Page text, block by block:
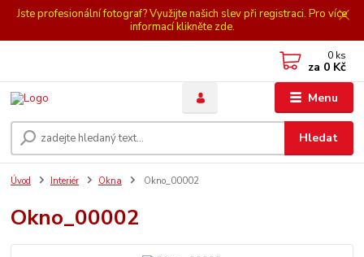
Jste profesionální fotograf? Využijte našich slev při registraci. Pro více
informací klikněte zde.
Menu
Hledat
0 ks
za 0 Kč
Úvod Interiér Okna Okno_00002
Okno_00002